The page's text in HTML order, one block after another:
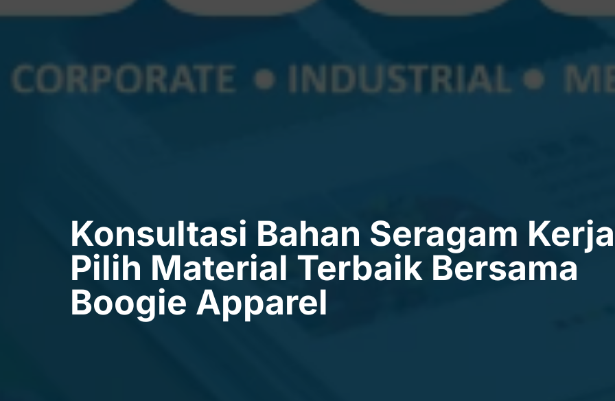
Konsultasi Bahan Seragam
Pilih Material Terbaik Bersama
Boogie Apparel